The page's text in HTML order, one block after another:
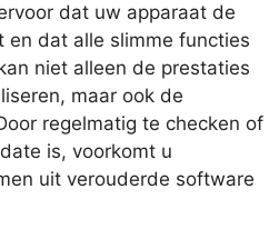
dat uw apparaat de
dat alle slimme functies
niet alleen de prestaties
maar ook de
regelmatig te checken of
is, voorkomt u
uit verouderde software